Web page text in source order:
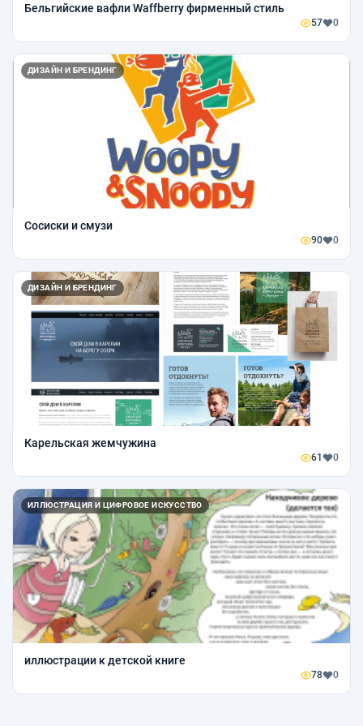
Бельгийские вафли Waffberry фирменный стиль
57 0
ДИЗАЙН И БРЕНДИНГ
Сосиски и смузи
90 0
ДИЗАЙН И БРЕНДИНГ
Карельская жемчужина
61 0
ИЛЛЮСТРАЦИЯ И ЦИФРОВОЕ ИСКУССТВО
иллюстрации к детской книге
78 0